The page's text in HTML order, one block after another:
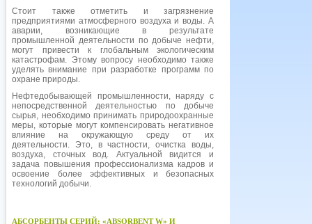
Стоит также отметить и загрязнение
предприятиями атмосферного воздуха и воды. А
аварии, возникающие в результате
промышленной деятельности по добыче нефти,
могут привести к глобальным экологическим
катастрофам. Этому вопросу необходимо также
уделять внимание при разработке программ по
охране природы.
Нефтедобывающей промышленности, наряду с
непосредственной деятельностью по добыче
сырья, необходимо принимать природоохранные
меры, которые могут компенсировать негативное
влияние на окружающую среду от их
деятельности. Это, в частности, очистка воды,
воздуха, сточных вод. Актуальной видится и
задача повышения профессионализма кадров и
освоение более эффективных и безопасных
технологий добычи.
АБСОРБЕНТЫ СЕРИЙ: «ABSORBENT W» И